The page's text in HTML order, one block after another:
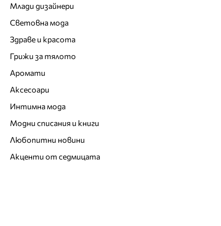
Млади дизайнери
Световна мода
Здраве и красота
Грижи за тялото
Аромати
Аксесоари
Интимна мода
Модни списания и книги
Любопитни новини
Акценти от седмицата